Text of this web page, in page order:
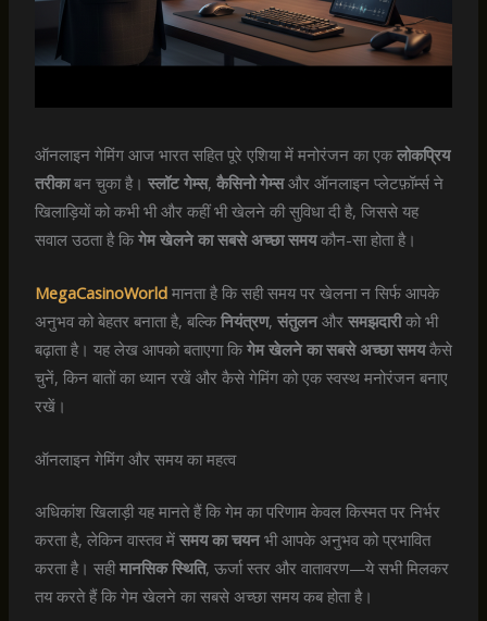
ऑनलाइन गेमिंग आज भारत सहित पूरे एशिया में मनोरंजन का एकलोकप्रिय
तरीकाबन चुका है। स्लॉट गेम्स, कैसिनो गेम्सऔर ऑनलाइन प्लेटफ़ॉर्म्स ने
खिलाड़ियों को कभी भी और कहीं भी खेलने की सुविधा दी है, जिससे यह
सवाल उठता है किगेम खेलने का सबसे अच्छा समयकौन-सा होता है।
MegaCasinoWorldमानता है कि सही समय पर खेलना न सिर्फ आपके
अनुभव को बेहतर बनाता है, बल्किनियंत्रण, संतुलनऔर समझदारीको भी
बढ़ाता है। यह लेख आपको बताएगा किगेम खेलने का सबसे अच्छा समयकैसे
चुनें, किन बातों का ध्यान रखें और कैसे गेमिंग को एक स्वस्थ मनोरंजन बनाए
रखें।
ऑनलाइन गेमिंग और समय का महत्व
अधिकांश खिलाड़ी यह मानते हैं कि गेम का परिणाम केवल किस्मत पर निर्भर
करता है, लेकिन वास्तव में समय का चयनभी आपके अनुभव को प्रभावित
करता है। सहीमानसिक स्थिति, ऊर्जा स्तर और वातावरण—ये सभी मिलकर
तय करते हैं कि गेम खेलने का सबसे अच्छा समय कब होता है।